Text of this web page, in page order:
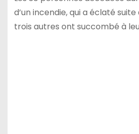
d’un incendie, qui a éclaté suite
trois autres ont succombé à